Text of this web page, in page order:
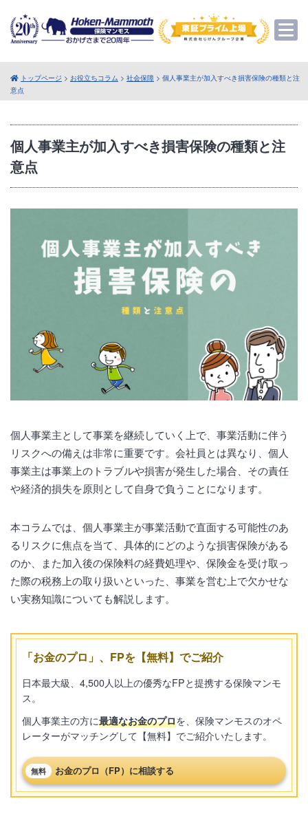
トップページ > お役立ちコラム > 社会保障 > 個人事業主が加入すべき損害保険の種類と注
意点
個人事業主が加入すべき損害保険の種類と注
意点
個人事業主として事業を継続していく上で、事業活動に伴う
リスクへの備えは非常に重要です。会社員とは異なり、個人
事業主は事業上のトラブルや損害が発生した場合、その責任
や経済的損失を原則として自身で負うことになります。
本コラムでは、個人事業主が事業活動で直面する可能性のあ
るリスクに焦点を当て、具体的にどのような損害保険がある
のか、また加入後の保険料の経費処理や、保険金を受け取っ
た際の税務上の取り扱いといった、事業を営む上で欠かせな
い実務知識についても解説します。
「お金のプロ」、FPを【無料】でご紹介
日本最大級、4,500人以上の優秀なFPと提携する保険マンモ
ス。
個人事業主の方に最適なお金のプロを、保険マンモスのオペ
レーターがマッチングして【無料】でご紹介いたします。
無料 お金のプロ（FP）に相談する